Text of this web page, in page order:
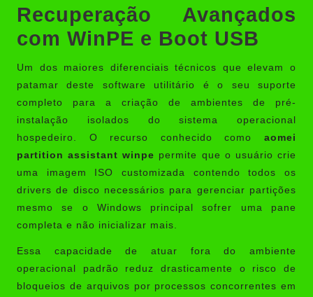
Recuperação Avançados
com WinPE e Boot USB
Um dos maiores diferenciais técnicos que elevam o
patamar deste software utilitário é o seu suporte
completo para a criação de ambientes de pré-
instalação isolados do sistema operacional
hospedeiro. O recurso conhecido como aomei
partition assistant winpe permite que o usuário crie
uma imagem ISO customizada contendo todos os
drivers de disco necessários para gerenciar partições
mesmo se o Windows principal sofrer uma pane
completa e não inicializar mais.
Essa capacidade de atuar fora do ambiente
operacional padrão reduz drasticamente o risco de
bloqueios de arquivos por processos concorrentes em